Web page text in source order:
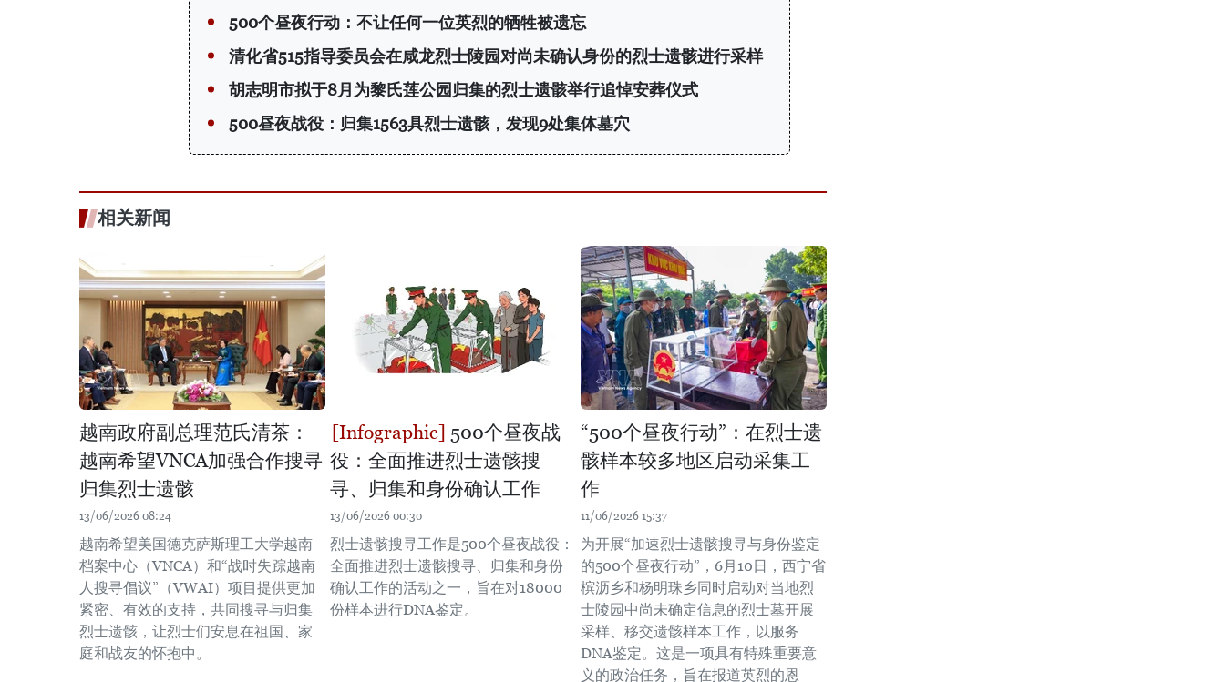
500个昼夜行动：不让任何一位英烈的牺牲被遗忘
清化省515指导委员会在咸龙烈士陵园对尚未确认身份的烈士遗骸进行采样
胡志明市拟于8月为黎氏莲公园归集的烈士遗骸举行追悼安葬仪式
500昼夜战役：归集1563具烈士遗骸，发现9处集体墓穴
相关新闻
越南政府副总理范氏清茶：
越南希望VNCA加强合作搜寻
归集烈士遗骸
13/06/2026 08:24
越南希望美国德克萨斯理工大学越南
档案中心（VNCA）和“战时失踪越南
人搜寻倡议”（VWAI）项目提供更加
紧密、有效的支持，共同搜寻与归集
烈士遗骸，让烈士们安息在祖国、家
庭和战友的怀抱中。
500个昼夜战
役：全面推进烈士遗骸搜
寻、归集和身份确认工作
13/06/2026 00:30
烈士遗骸搜寻工作是500个昼夜战役：
全面推进烈士遗骸搜寻、归集和身份
确认工作的活动之一，旨在对18000
份样本进行DNA鉴定。
“500个昼夜行动”：在烈士遗
骸样本较多地区启动采集工
作
11/06/2026 15:37
为开展“加速烈士遗骸搜寻与身份鉴定
的500个昼夜行动”，6月10日，西宁省
槟沥乡和杨明珠乡同时启动对当地烈
士陵园中尚未确定信息的烈士墓开展
采样、移交遗骸样本工作，以服务
DNA鉴定。这是一项具有特殊重要意
义的政治任务，旨在报道英烈的恩